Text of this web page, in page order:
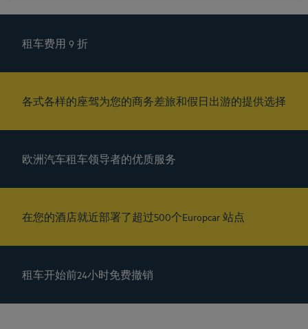
租车费用 9 折
各式各样的座驾为您的商务差旅和假日出游的提供选择
欧洲汽车租车领导者的优质服务
在您的酒店就近部署了超过500个Europcar 站点
租车开始前24小时免费撤销